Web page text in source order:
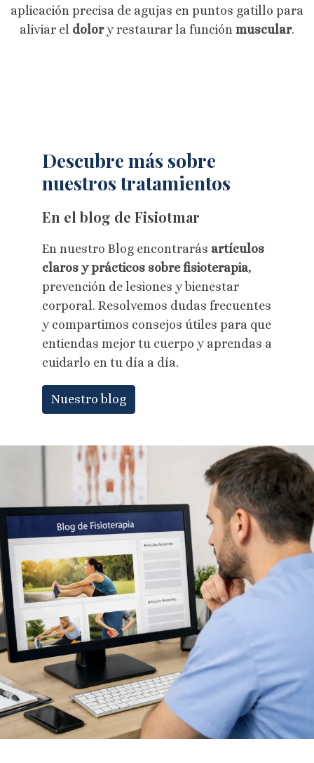
aplicación precisa de agujas en puntos gatillo para
aliviar el dolory restaurar la función muscular.
Descubre más sobre
nuestros tratamientos
En el blog de Fisiotmar
En nuestro Blog encontrarás artículos
claros y prácticos sobre fisioterapia,
prevención de lesiones y bienestar
corporal. Resolvemos dudas frecuentes
y compartimos consejos útiles para que
entiendas mejor tu cuerpo y aprendas a
cuidarlo en tu día a día.
Nuestro blog